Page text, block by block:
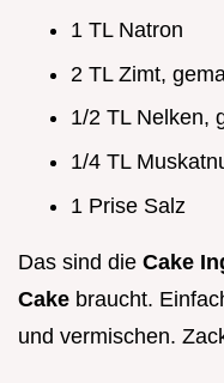
1 TL Natron
2 TL Zimt,
1/2 TL Nelken,
1/4 TL
1 Prise Salz
Das sind die Cake
Cake braucht.
und vermischen.